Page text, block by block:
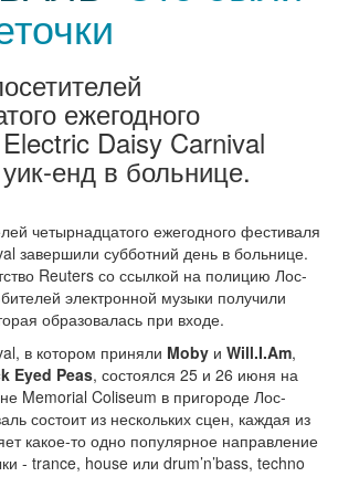
ежегодного
Daisy Carnival
енд в больнице.
четырнадцатого ежегодного фестиваля
завершили субботний день в больнице.
Reuters со ссылкой на полицию Лос-
электронной музыки получили
образовалась при входе.
в котором приняли Moby и Will.I.Am,
Eyed Peas, состоялся 25 и 26 июня на
Memorial Coliseum в пригороде Лос-
состоит из нескольких сцен, каждая из
какое-то одно популярное направление
- trance, house или drum’n’bass, techno